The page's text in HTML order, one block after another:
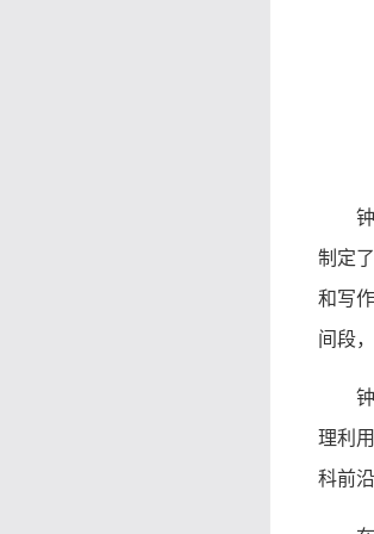
制定
和写
间段
理利
科前